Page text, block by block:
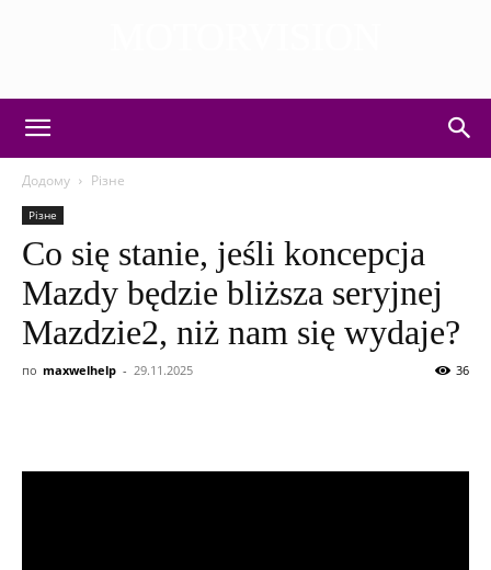
Додому Різне
Різне
Co się stanie, jeśli koncepcja
Mazdy będzie bliższa seryjnej
Mazdzie2, niż nam się wydaje?
по maxwelhelp - 29.11.2025 36